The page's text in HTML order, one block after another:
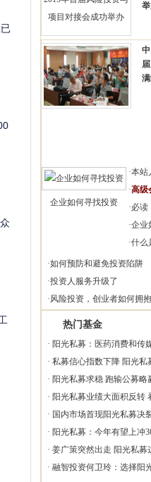
企业如何寻找投资
·本站
·高级
·必读
·企业
·什么
·如何预防和避免投资陷阱
·投资人服务升级了
·风险投资，创业者如何拥
热门基金
· 阳光私募：医药消费和传
· 私募信心指数下降 阳光私
· 阳光私募求稳 跑输公募略
· 阳光私募业绩大面积反转
· 国内市场首现阳光私募决
· 阳光私募：今年有望上冲
· 姜广策突然出走 阳光私募
· 融智投资何卫玲：选择阳